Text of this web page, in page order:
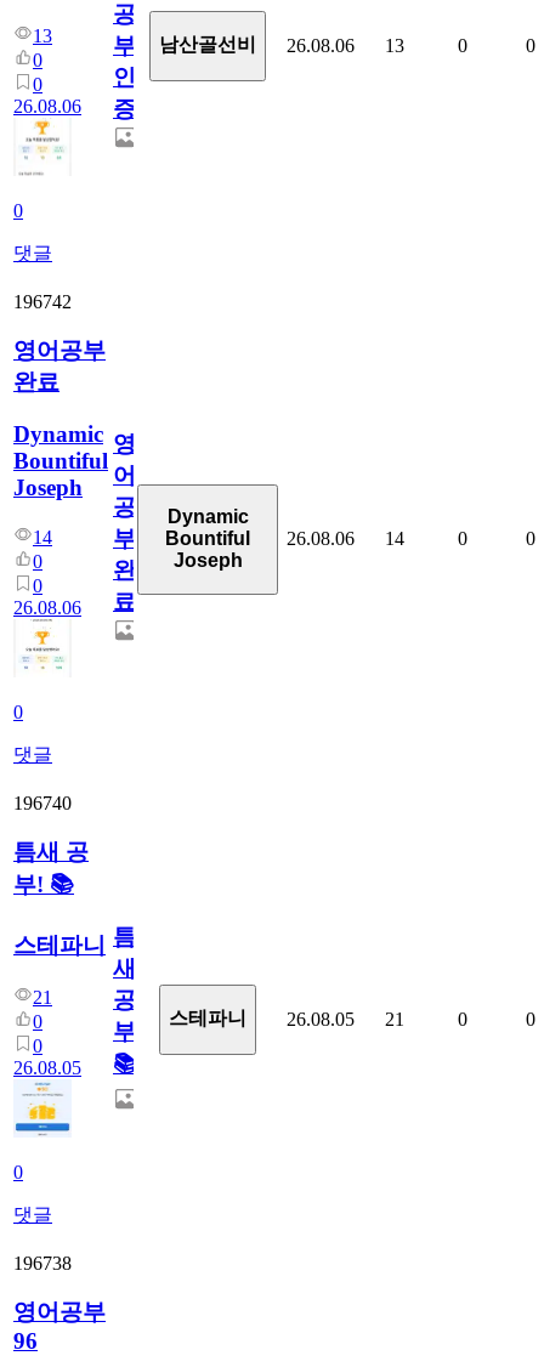
13
0
0
26.08.06
0
댓글
공
부
인
증
남산골선비 26.08.06 13 0 0
196742
영어공부
완료
Dynamic
Bountiful
Joseph
14
0
0
26.08.06
0
댓글
영
어
공
부
완
료
Dynamic
Bountiful
Joseph
26.08.06 14 0 0
196740
틈새 공
부! 📚
스테파니
21
0
0
26.08.05
0
댓글
틈
새
공
부!
📚
스테파니 26.08.05 21 0 0
196738
영어공부
96